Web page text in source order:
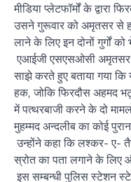
मीडिया प्लेटफॉर्मों के
उसने गुरूवार को अमृतसर से
लाने के लिए इन दोनों गुर्गों को
एआईजी एसएसओसी अमृतसर
साझे करते हुए बताया गया
हक, जोकि फिरदौस अहमद
में पत्थरबाजी करने के दो
मुहम्मद अन्दलीब का कोई
उन्होंने कहा कि लश्कर- ए-
स्रोत का पता लगाने के लिए
इस सम्बन्धी पुलिस स्टेशन